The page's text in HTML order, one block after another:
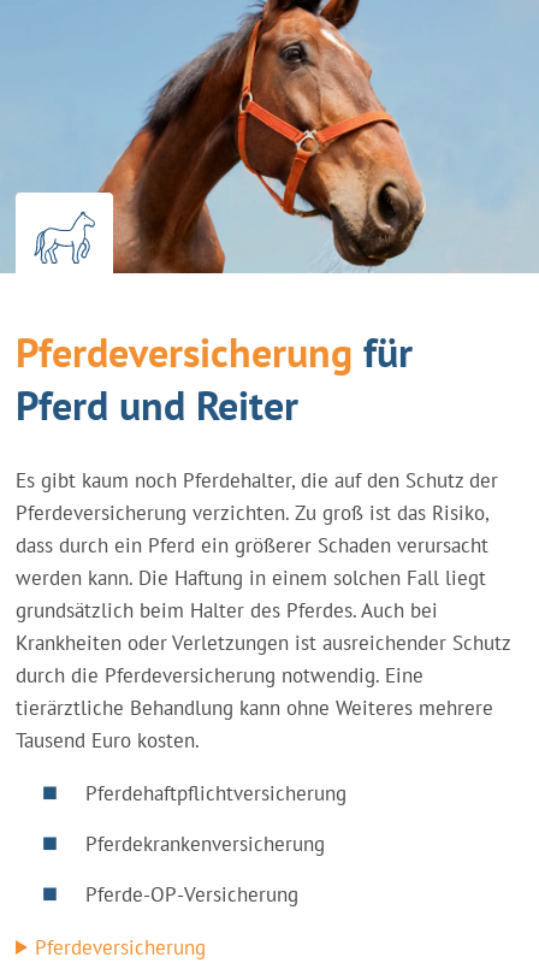
Pferdeversicherung für
Pferd und Reiter
Es gibt kaum noch Pferdehalter, die auf den Schutz der
Pferdeversicherung verzichten. Zu groß ist das Risiko,
dass durch ein Pferd ein größerer Schaden verursacht
werden kann. Die Haftung in einem solchen Fall liegt
grundsätzlich beim Halter des Pferdes. Auch bei
Krankheiten oder Verletzungen ist ausreichender Schutz
durch die Pferdeversicherung notwendig. Eine
tierärztliche Behandlung kann ohne Weiteres mehrere
Tausend Euro kosten.
Pferdehaftpflichtversicherung
Pferdekrankenversicherung
Pferde-OP-Versicherung
Pferdeversicherung